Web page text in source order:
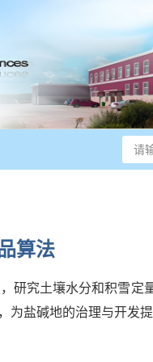
算法
究土壤水分和积雪定
盐碱地的治理与开发提